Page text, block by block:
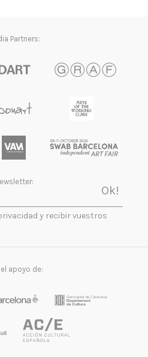
Partners:
y recibir vuestros
apoyo de: